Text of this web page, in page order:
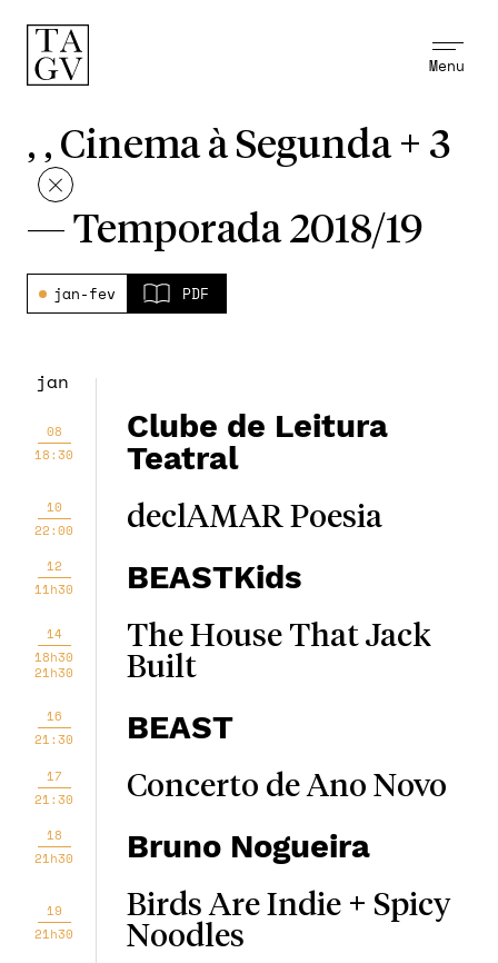
Menu
, , Cinema à Segunda + 3
— Temporada 2018/19
jan-fev PDF
jan
08
18:30
Clube de Leitura
Teatral
10
22:00
declAMAR Poesia
12
11h30
BEASTKids
14
18h30
21h30
The House That Jack
Built
16
21:30
BEAST
17
21:30
Concerto de Ano Novo
18
21h30
Bruno Nogueira
19
21h30
Birds Are Indie + Spicy
Noodles